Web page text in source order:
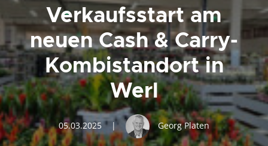
Verbundenheit
Transparenz
Freude
Erfolg
Miteinander
Wissen
Suche
Verkaufsstart am
neuen Cash & Carry-
Kombistandort in
Werl
05.03.2025 | Georg Platen